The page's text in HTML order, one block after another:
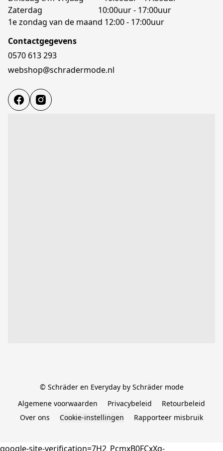
Zaterdag                            10:00uur - 17:00uur
1e zondag van de maand 12:00 - 17:00uur
Contactgegevens
0570 613 293
webshop@schradermode.nl
© Schräder en Everyday by Schräder mode
Algemene voorwaarden
Privacybeleid
Retourbeleid
Over ons
Cookie-instellingen Rapporteer misbruik
google-site-verification=7H2_PcmxB0FCxXg-